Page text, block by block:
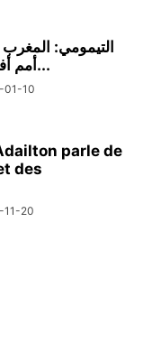
التيمومي:
أمم أفريقيا ودياز قادر على...
01-10
parle de
des
11-20